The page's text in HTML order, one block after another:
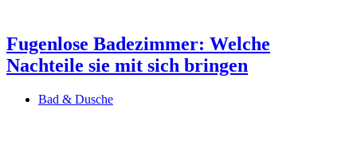
Fugenlose Badezimmer: Welche
Nachteile sie mit sich bringen
Bad & Dusche